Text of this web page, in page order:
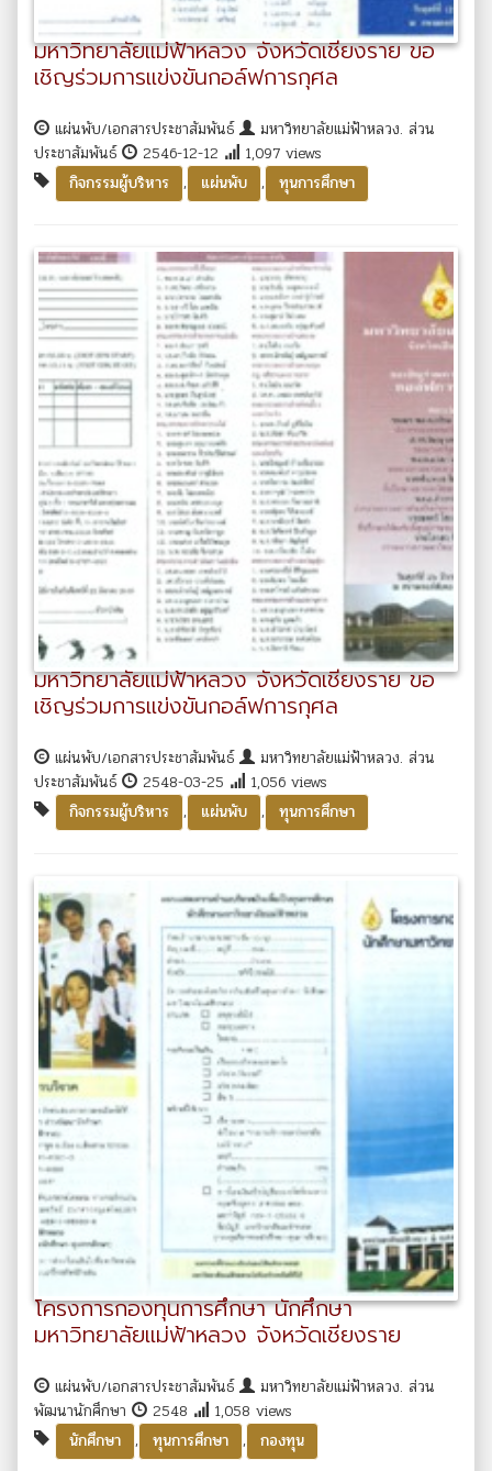
มหาวิทยาลัยแม่ฟ้าหลวง จังหวัดเชียงราย ขอ
เชิญร่วมการแข่งขันกอล์ฟการกุศล
แผ่นพับ/เอกสารประชาสัมพันธ์
มหาวิทยาลัยแม่ฟ้าหลวง. ส่วน
ประชาสัมพันธ์
2546-12-12
1,097 views
กิจกรรมผู้บริหาร
, แผ่นพับ , ทุนการศึกษา
มหาวิทยาลัยแม่ฟ้าหลวง จังหวัดเชียงราย ขอ
เชิญร่วมการแข่งขันกอล์ฟการกุศล
แผ่นพับ/เอกสารประชาสัมพันธ์
มหาวิทยาลัยแม่ฟ้าหลวง. ส่วน
ประชาสัมพันธ์
2548-03-25
1,056 views
กิจกรรมผู้บริหาร
, แผ่นพับ , ทุนการศึกษา
โครงการกองทุนการศึกษา นักศึกษา
มหาวิทยาลัยแม่ฟ้าหลวง จังหวัดเชียงราย
แผ่นพับ/เอกสารประชาสัมพันธ์
มหาวิทยาลัยแม่ฟ้าหลวง. ส่วน
พัฒนานักศึกษา
2548
1,058 views
นักศึกษา
, ทุนการศึกษา , กองทุน